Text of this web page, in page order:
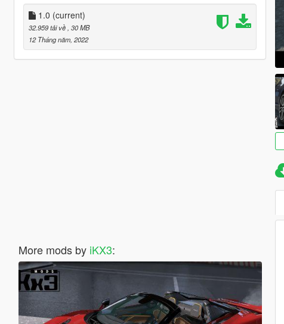
1.0 (current)
32.959 tải về , 30 MB
12 Tháng năm, 2022
More mods by iKX3: